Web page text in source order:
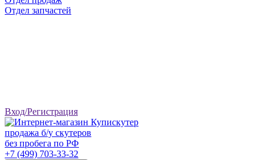
Отдел запчастей
Вход/Регистрация
продажа б/у скутеров
без пробега по РФ
+7 (499) 703-33-32